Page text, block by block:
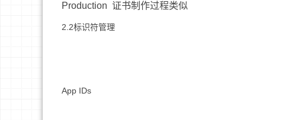
Production 证书制作过程类似
2.2标识符管理
App IDs